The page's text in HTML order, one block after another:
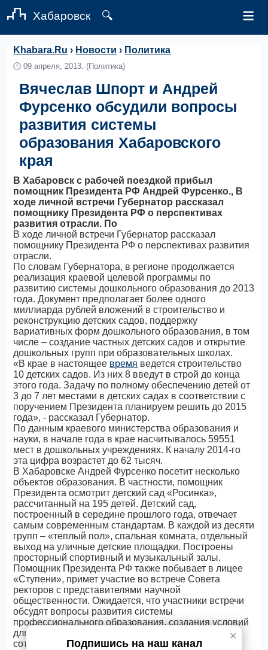
Хабаровск 🔍 ≡
Khabara.Ru › Новости › Политика
🕛09 апреля, 2013. (Политика)
Вячеслав Шпорт и Андрей
Фурсенко обсудили вопросы
развития системы
образования Хабаровского
края
В Хабаровск с рабочей поездкой прибыл
помощник Президента РФ Андрей Фурсенко., В
ходе личной встречи Губернатор рассказал
помощнику Президента РФ о перспективах
развития отрасли. По
В ходе личной встречи Губернатор рассказал
помощнику Президента РФ о перспективах развития
отрасли.
По словам Губернатора, в регионе продолжается
реализация краевой целевой программы по
развитию системы дошкольного образования до 2013
года. Документ предполагает более одного
миллиарда рублей вложений в строительство и
реконструкцию детских садов, поддержку
вариативных форм дошкольного образования, в том
числе – создание частных детских садов и открытие
дошкольных групп при образовательных школах.
«В крае в настоящее время ведется строительство
10 детских садов. Из них 8 введут в строй до конца
этого года. Задачу по полному обеспечению детей от
3 до 7 лет местами в детских садах в соответствии с
поручением Президента планируем решить до 2015
года», - рассказал Губернатор.
По данным краевого министерства образования и
науки, в начале года в крае насчитывалось 59551
мест в дошкольных учреждениях. К началу 2014-го
эта цифра возрастет до 62 тысяч.
В Хабаровске Андрей Фурсенко посетит несколько
объектов образования. В частности, помощник
Президента осмотрит детский сад «Росинка»,
рассчитанный на 195 детей. Детский сад,
построенный в середине прошлого года, отвечает
самым современным стандартам. В каждой из десяти
групп – «теплый пол», спальная комната, отдельный
выход на уличные детские площадки. Построены
просторный спортивный и музыкальный залы.
Помощник Президента РФ также побывает в лицее
«Ступени», примет участие во встрече Совета
ректоров с представителями научной
общественности. Ожидается, что участники встречи
обсудят вопросы развития системы
профессионального образования, создания условий
для молодых ученых, повышение заработных плат
сотрудникам отрасли.
✕
Подпишись на наш канал